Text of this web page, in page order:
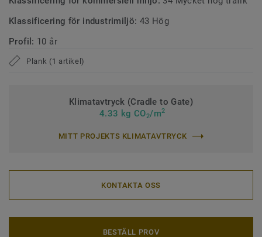
Klassificering för industrimiljö: 43 Hög
Profil: 10 år
Plank (1 artikel)
Klimatavtryck (Cradle to Gate)
4.33 kg CO2/m2
MITT PROJEKTS KLIMATAVTRYCK
KONTAKTA OSS
BESTÄLL PROV